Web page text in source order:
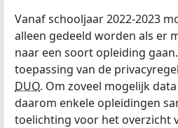
Vanaf schooljaar 2022-2023
alleen gedeeld worden als er
naar een soort opleiding
toepassing van de
DUO. Om zoveel mogelijk
daarom enkele opleidingen
toelichting voor het overzicht